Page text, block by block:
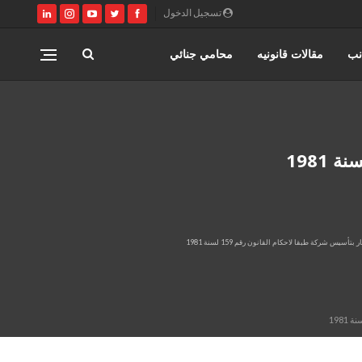
تسجيل الدخول
مقالات قانونيه محامي جنائي
المنتدى القانوني
شركة طبقا لاحكام القانون رقم 159 لسنة 1981